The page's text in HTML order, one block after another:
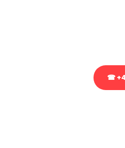
☎